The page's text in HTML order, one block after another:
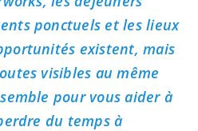
ponctuels et les lieux
existent, mais
visibles au même
pour vous aider à
du temps à